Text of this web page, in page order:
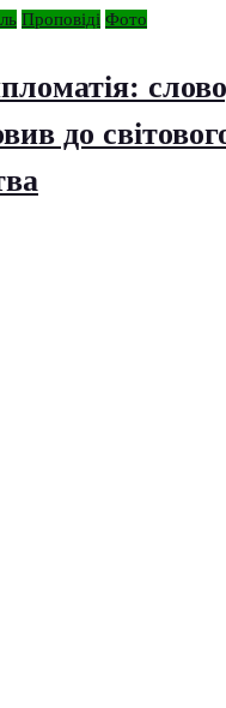
Проповіді Фото
до